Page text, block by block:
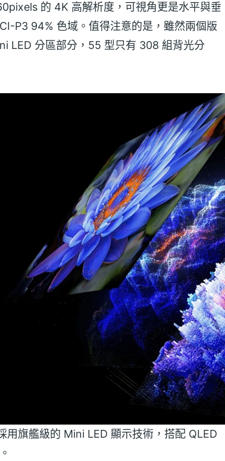
的 4K 高解析度，可視角更是水平與垂
P3 94% 色域。值得注意的是，雖然兩個版
LED 分區部分，55 型只有 308 組背光分
旗艦級的 Mini LED 顯示技術，搭配 QLED